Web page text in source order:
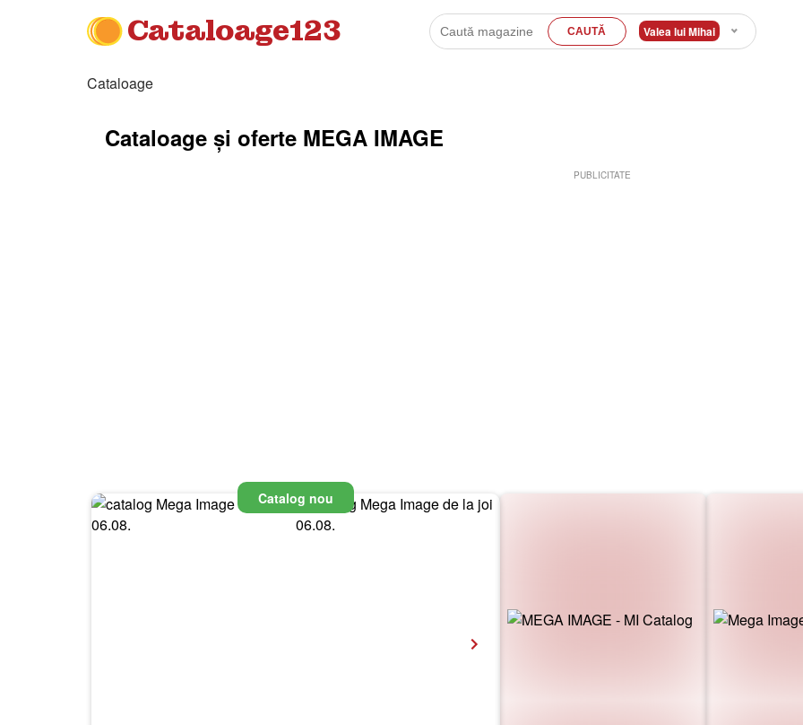
Cataloage123 Valea lui Mihai
Cataloage
Cataloage și oferte MEGA IMAGE
PUBLICITATE
Catalog nou